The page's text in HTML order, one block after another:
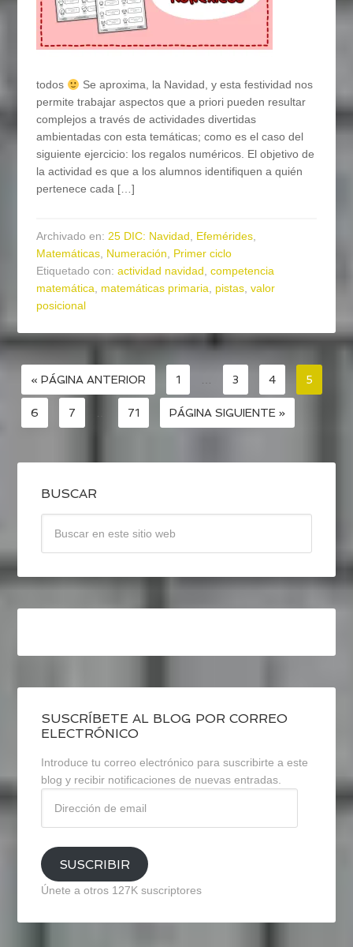
todos
Se aproxima, la Navidad, y esta festividad nos
permite trabajar aspectos que a priori pueden resultar
complejos a través de actividades divertidas
ambientadas con esta temáticas; como es el caso del
siguiente ejercicio: los regalos numéricos. El objetivo de
la actividad es que a los alumnos identifiquen a quién
pertenece cada […]
Archivado en:25 DIC: Navidad, Efemérides,
Matemáticas, Numeración, Primer ciclo
Etiquetado con:actividad navidad,competencia
matemática, matemáticas primaria, pistas,valor
posicional
« PÁGINA ANTERIOR 1 … 3 4 5
6 7 … 71 PÁGINA SIGUIENTE »
BUSCAR
SUSCRÍBETE AL BLOG POR CORREO
ELECTRÓNICO
Introduce tu correo electrónico para suscribirte a este
blog y recibir notificaciones de nuevas entradas.
email
SUSCRIBIR
Únete a otros 127K suscriptores